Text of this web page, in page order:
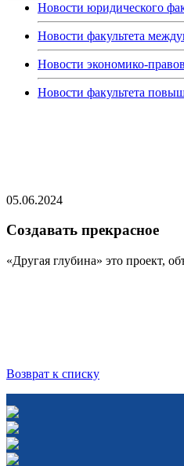
Новости юридического
Новости факультета
Новости экономико-
Новости факультета
05.06.2024
Cоздавать прекрасное
«Другая глубина» это проект,
Возврат к списку